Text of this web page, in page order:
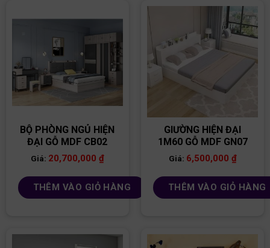
BỘ PHÒNG NGỦ HIỆN
ĐẠI GỖ MDF CB02
Giá: 20,700,000 ₫
THÊM VÀO GIỎ HÀNG
GIƯỜNG HIỆN ĐẠI
1M60 GỖ MDF GN07
Giá: 6,500,000 ₫
THÊM VÀO GIỎ HÀNG